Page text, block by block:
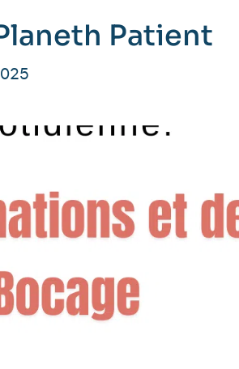
Patient